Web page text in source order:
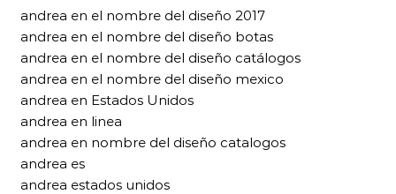
andrea en el nombre del diseño 2017
andrea en el nombre del diseño botas
andrea en el nombre del diseño catálogos
andrea en el nombre del diseño mexico
andrea en Estados Unidos
andrea en linea
andrea en nombre del diseño catalogos
andrea es
andrea estados unidos